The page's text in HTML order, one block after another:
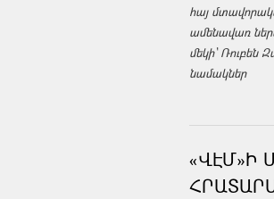
հայ
ամենավառ
մեկի՝ Ռուբեն
նամակներ
«ՎԷՄ»Ի